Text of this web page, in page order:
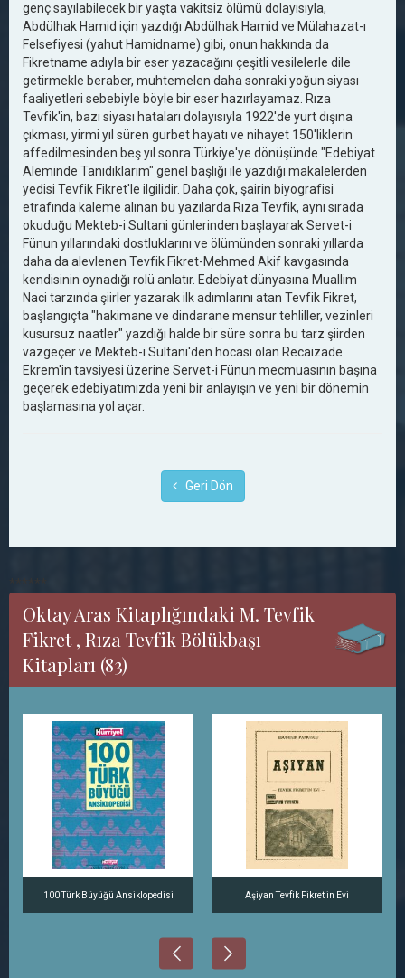
genç sayılabilecek bir yaşta vakitsiz ölümü dolayısıyla,
Abdülhak Hamid için yazdığı Abdülhak Hamid ve Mülahazat-ı
Felsefiyesi (yahut Hamidname) gibi, onun hakkında da
Fikretname adıyla bir eser yazacağını çeşitli vesilelerle dile
getirmekle beraber, muhtemelen daha sonraki yoğun siyası
faaliyetleri sebebiyle böyle bir eser hazırlayamaz. Rıza
Tevfik'in, bazı siyası hataları dolayısıyla 1922'de yurt dışına
çıkması, yirmi yıl süren gurbet hayatı ve nihayet 150'liklerin
affedilmesinden beş yıl sonra Türkiye'ye dönüşünde "Edebiyat
Aleminde Tanıdıklarım" genel başlığı ile yazdığı makalelerden
yedisi Tevfik Fikret'le ilgilidir. Daha çok, şairin biyografisi
etrafında kaleme alınan bu yazılarda Rıza Tevfik, aynı sırada
okuduğu Mekteb-i Sultani günlerinden başlayarak Servet-i
Fünun yıllarındaki dostluklarını ve ölümünden sonraki yıllarda
daha da alevlenen Tevfik Fikret-Mehmed Akif kavgasında
kendisinin oynadığı rolü anlatır. Edebiyat dünyasına Muallim
Naci tarzında şiirler yazarak ilk adımlarını atan Tevfik Fikret,
başlangıçta "hakimane ve dindarane mensur tehliller, vezinleri
kusursuz naatler" yazdığı halde bir süre sonra bu tarz şiirden
vazgeçer ve Mekteb-i Sultani'den hocası olan Recaizade
Ekrem'in tavsiyesi üzerine Servet-i Fünun mecmuasının başına
geçerek edebiyatımızda yeni bir anlayışın ve yeni bir dönemin
başlamasına yol açar.
Geri Dön
Oktay Aras Kitaplığındaki M. Tevfik
Fikret , Rıza Tevfik Bölükbaşı
Kitapları (83)
100 Türk Büyüğü Ansiklopedisi Aşiyan Tevfik Fikret'in Evi